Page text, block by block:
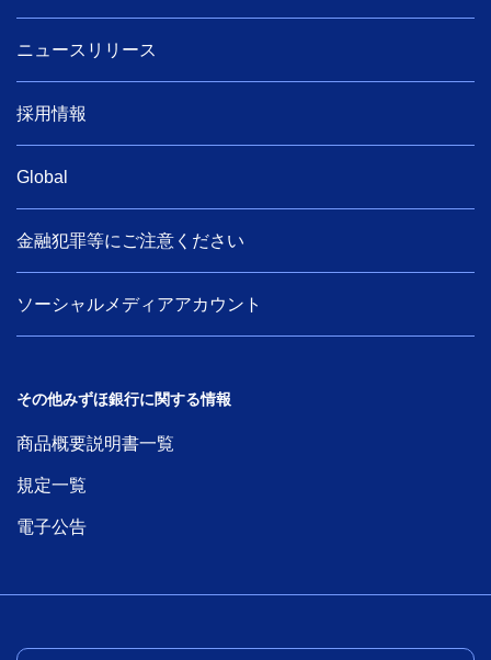
ニュースリリース
採用情報
Global
金融犯罪等にご注意ください
ソーシャルメディアアカウント
その他みずほ銀行に関する情報
商品概要説明書一覧
規定一覧
電子公告